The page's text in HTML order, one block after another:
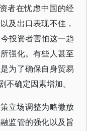
者在忧虑中国的经
及出口表现不佳，
投资者害怕这一趋
强化。有些人甚至
为了确保自身贸易
确定因素增加。
立场调整为略微放
监管的强化以及旨